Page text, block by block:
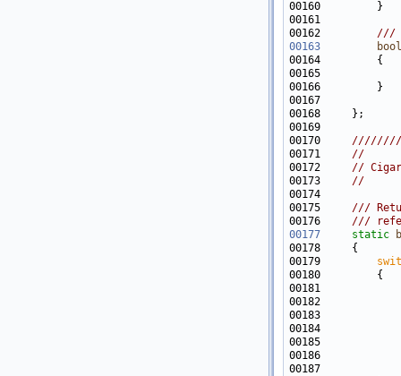
00161
00162
///
00163
bool
00164
00165
00169
00170
00171
//
00172 //
00173 //
00174
00175
///
00176
///
00177
static
00179
00181
00182
00183
00184
00186